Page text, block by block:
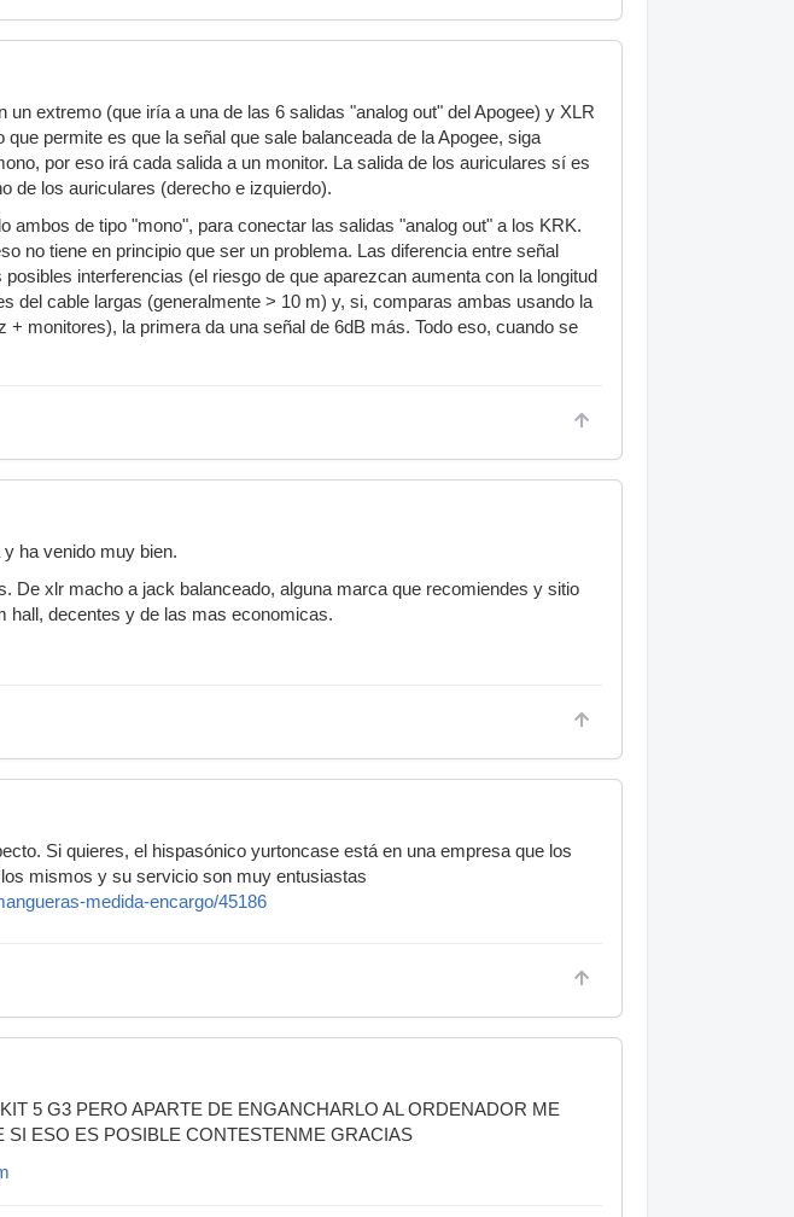
extremo (que iría a una de las 6 salidas "analog out" del Apogee) y XLR
permite es que la señal que sale balanceada de la Apogee, siga
por eso irá cada salida a un monitor. La salida de los auriculares sí es
de los auriculares (derecho e izquierdo).
ambos de tipo "mono", para conectar las salidas "analog out" a los KRK.
no tiene en principio que ser un problema. Las diferencia entre señal
interferencias (el riesgo de que aparezcan aumenta con la longitud
del cable largas (generalmente > 10 m) y, si, comparas ambas usando la
monitores), la primera da una señal de 6dB más. Todo eso, cuando se
ha venido muy bien.
De xlr macho a jack balanceado, alguna marca que recomiendes y sitio
hall, decentes y de las mas economicas.
Si quieres, el hispasónico yurtoncase está en una empresa que los
mismos y su servicio son muy entusiastas
medida-encargo/45186
5 G3 PERO APARTE DE ENGANCHARLO AL ORDENADOR ME
ESO ES POSIBLE CONTESTENME GRACIAS